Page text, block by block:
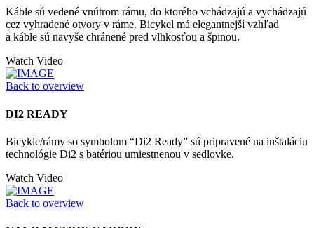
Káble sú vedené vnútrom rámu, do ktorého vchádzajú a vychádzajú
cez vyhradené otvory v ráme. Bicykel má elegantnejší vzhľad
a káble sú navyše chránené pred vlhkosťou a špinou.
Watch Video
Back to overview
DI2 READY
Bicykle/rámy so symbolom “Di2 Ready” sú pripravené na inštaláciu
technológie Di2 s batériou umiestnenou v sedlovke.
Watch Video
Back to overview